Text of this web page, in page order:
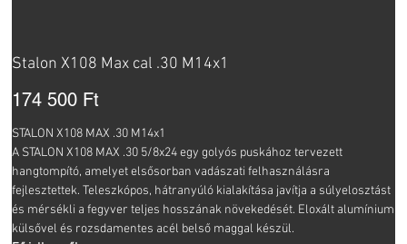
Stalon X108 Max cal .30 M14x1
Ár
174 500 Ft
STALON X108 MAX .30 M14x1
A STALON X108 MAX .30 5/8x24 egy golyós puskához tervezett
hangtompító, amelyet elsősorban vadászati felhasználásra
fejlesztettek. Teleszkópos, hátranyúló kialakítása javítja a súlyelosztást
és mérsékli a fegyver teljes hosszának növekedését. Eloxált alumínium
külsővel és rozsdamentes acél belső maggal készül.